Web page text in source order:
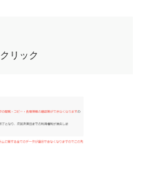
リック